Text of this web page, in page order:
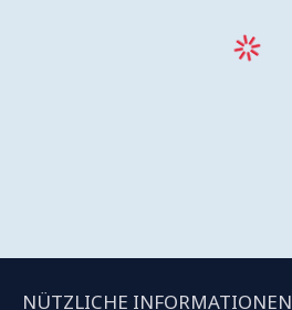
NÜTZLICHE INFORMATIONEN